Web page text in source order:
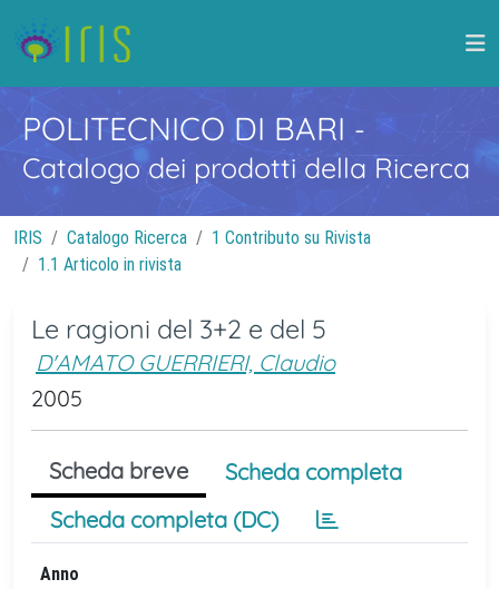
POLITECNICO DI BARI -
Catalogo dei prodotti della Ricerca
IRIS Catalogo Ricerca
1 Contributo su Rivista
1.1 Articolo in rivista
Le ragioni del 3+2 e del 5
D'AMATO GUERRIERI, Claudio
2005
Scheda breve
Scheda completa
Scheda completa (DC)
Anno